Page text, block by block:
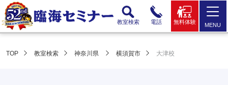
教室検索 電話 無料体験 MENU
TOP 教室検索 神奈川県 横須賀市 大津校